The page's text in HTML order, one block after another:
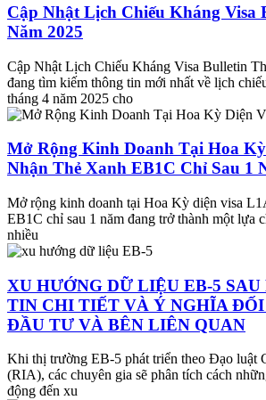
Cập Nhật Lịch Chiếu Kháng Visa
Năm 2025
Cập Nhật Lịch Chiếu Kháng Visa Bulletin
đang tìm kiếm thông tin mới nhất về lịch
tháng 4 năm 2025 cho
Mở Rộng Kinh Doanh Tại Hoa
Nhận Thẻ Xanh EB1C Chỉ Sau 1
Mở rộng kinh doanh tại Hoa Kỳ diện visa
EB1C chỉ sau 1 năm đang trở thành một lựa
nhiều
XU HƯỚNG DỮ LIỆU EB-5
TIN CHI TIẾT VÀ Ý NGHĨA
ĐẦU TƯ VÀ BÊN LIÊN QUAN
Khi thị trường EB-5 phát triển theo Đạo luật
(RIA), các chuyên gia sẽ phân tích cách
động đến xu